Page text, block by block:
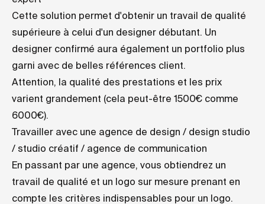
Cette solution permet d'obtenir un travail de qualité
supérieure à celui d'un designer débutant. Un
designer confirmé aura également un portfolio plus
garni avec de belles références client.
Attention, la qualité des prestations et les prix
varient grandement (cela peut-être 1500€ comme
6000€).
Travailler avec une agence de design / design studio
/ studio créatif / agence de communication
En passant par une agence, vous obtiendrez un
travail de qualité et un logo sur mesure prenant en
compte les critères indispensables pour un logo.